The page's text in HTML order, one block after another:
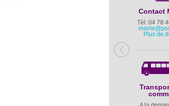
Contact
Tél: 04 78
Plus de